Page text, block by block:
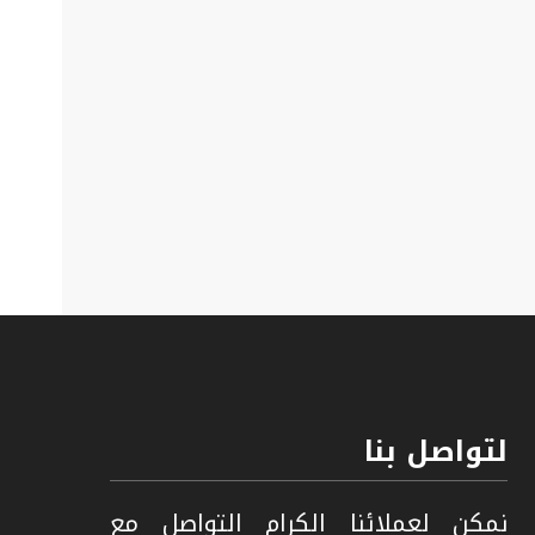
لتواصل بنا
نمكن لعملائنا الكرام التواصل مع